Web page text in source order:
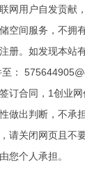
网用户自发贡献
空间服务，不拥
册。如发现本站
：
订合同，1创业
做出判断，不承
请关闭网页且不
您个人承担。